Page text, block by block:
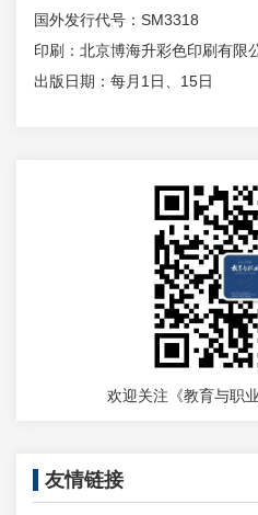
国外发行代号：SM3318
印刷：北京博海升彩色印刷有限
出版日期：每月1日、15日
欢迎关注《教育与职
友情链接